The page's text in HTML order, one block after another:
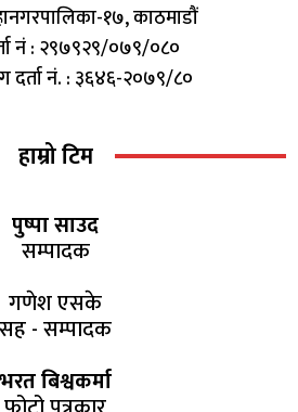
१७, काठमाडौं
नं : २९७९२९/०७९/०८०
दर्ता नं. : ३६४६-२०७९/८०
हाम्रो टिम
पुष्पा साउद
सम्पादक
गणेश एसके
सह - सम्पादक
भरत बिश्वकर्मा